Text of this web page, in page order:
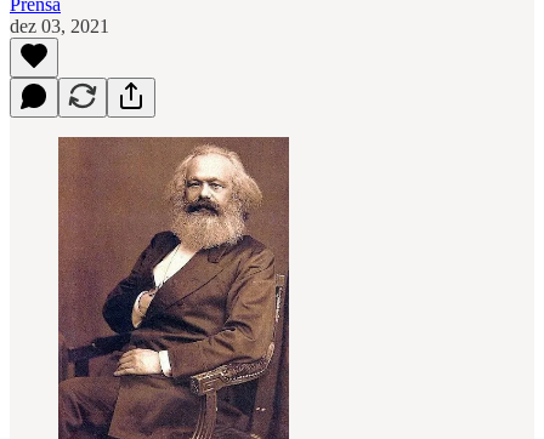
dez 03, 2021